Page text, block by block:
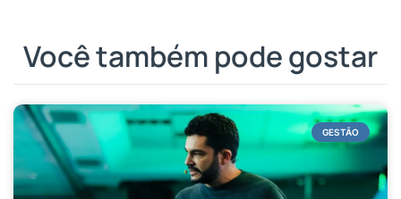
Você também pode gostar
GESTÃO